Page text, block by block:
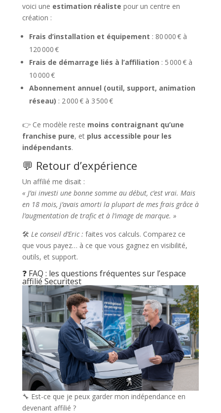
voici une estimation réaliste pour un centre en
création :
Frais d’installation et équipement : 80 000 € à
120 000 €
Frais de démarrage liés à l’affiliation : 5 000 € à
10 000 €
Abonnement annuel (outil, support, animation
réseau) : 2 000 € à 3 500 €
👉 Ce modèle reste moins contraignant qu’une
franchise pure, et plus accessible pour les
indépendants.
💬 Retour d’expérience
Un affilié me disait :
« J’ai investi une bonne somme au début, c’est vrai. Mais
en 18 mois, j’avais amorti la plupart de mes frais grâce à
l’augmentation de trafic et à l’image de marque. »
🛠 Le conseil d’Eric : faites vos calculs. Comparez ce
que vous payez… à ce que vous gagnez en visibilité,
outils, et support.
❓ FAQ : les questions fréquentes sur l’espace
affilié Securitest
🔧 Est-ce que je peux garder mon indépendance en
devenant affilié ?